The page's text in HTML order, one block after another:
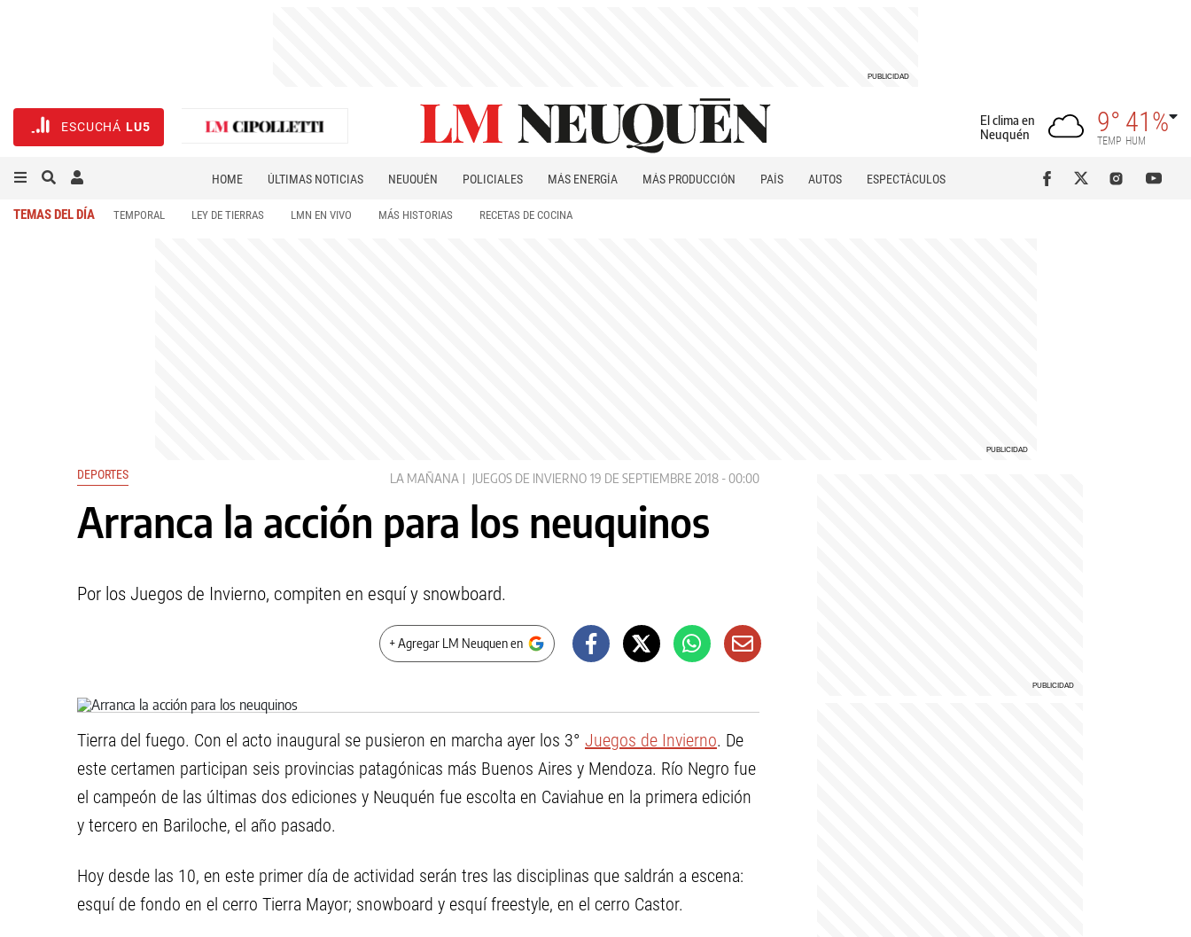
ESCUCHÁ LU5
El clima en
Neuquén
9°
TEMP
41%
HUM
HOME ÚLTIMAS NOTICIAS NEUQUÉN POLICIALES MÁS ENERGÍA MÁS PRODUCCIÓN PAÍS AUTOS
ESPECTÁCULOS
TEMAS DEL DÍA TEMPORAL LEY DE TIERRAS LMN EN VIVO MÁS HISTORIAS RECETAS DE COCINA
DEPORTES LA MAÑANA JUEGOS DE INVIERNO 19 DE SEPTIEMBRE 2018 - 00:00
Arranca la acción para los neuquinos
Por los Juegos de Invierno, compiten en esquí y snowboard.
+ Agregar LM Neuquen en
Tierra del fuego. Con el acto inaugural se pusieron en marcha ayer los 3° Juegos de Invierno. De
este certamen participan seis provincias patagónicas más Buenos Aires y Mendoza. Río Negro fue
el campeón de las últimas dos ediciones y Neuquén fue escolta en Caviahue en la primera edición
y tercero en Bariloche, el año pasado.
Hoy desde las 10, en este primer día de actividad serán tres las disciplinas que saldrán a escena:
esquí de fondo en el cerro Tierra Mayor; snowboard y esquí freestyle, en el cerro Castor.